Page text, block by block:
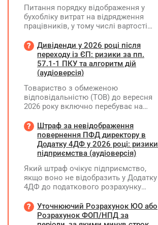
Питання порядку відображення у
бухобліку витрат на відрядження
працівників, у тому числі вартості
карткового рахунку працівника та
підтвердження таких операцій
первинними документами, належать
до компетенції Мінфіну
Дивіденди у 2026 році після
переходу із ЄП: ризики за пп.
57.1-1 ПКУ та алгоритм дій
(аудіоверсія)
Товариство з обмеженою
відповідальністю (ТОВ) до вересня
2026 року включно перебуває на
(єдиний податок, 3 група, ставка 5%,
неплатник ПДВ). З 1 жовтня 2026
року підприємство переходить на
загальну систему оподаткування
прибуток). За результатами
діяльності у періоді 2024–2025 років
(під час перебування на спрощеній
чистий прибуток, сума
нерозподіленого прибутку в балансі
Штраф за невідображення
повернення ПФД директору в
Додатку 4ДФ у 2026 році: ризики
підприємства (аудіоверсія)
Який штраф очікує підприємство,
якщо воно не відобразить у Додатку
4ДФ до податкового розрахунку
допомоги (ПФД) директору?
Уточнюючий Розрахунок ЮО або
Розрахунок ФОП/НПД за